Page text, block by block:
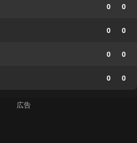
0 0
0 0
0 0
0 0